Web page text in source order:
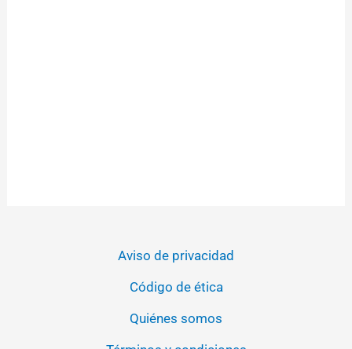
Aviso de privacidad
Código de ética
Quiénes somos